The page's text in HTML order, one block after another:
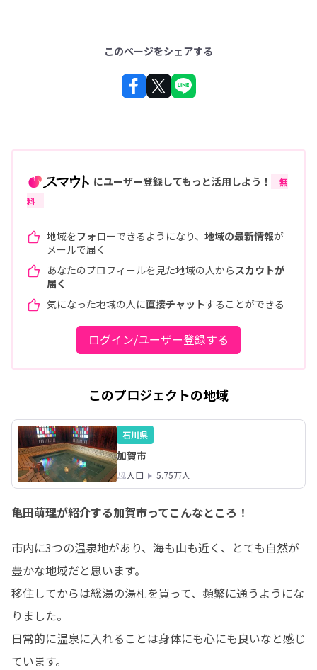
このページをシェアする
にユーザー登録してもっと活用しよう！
無
料
地域をフォローできるようになり、 地域の最新情報が
メールで届く
あなたのプロフィールを見た地域の人から スカウトが
届く
気になった地域の人に直接チャットすることができる
ログイン/ユーザー登録する
このプロジェクトの地域
石川県
加賀市
人口 5.75万人
亀田萌理が紹介する加賀市ってこんなところ！
市内に3つの温泉地があり、海も山も近く、とても自然が
豊かな地域だと思います。
移住してからは総湯の湯札を買って、頻繁に通うようにな
りました。
日常的に温泉に入れることは身体にも心にも良いなと感じ
ています。